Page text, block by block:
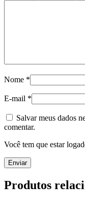
Nome *
E-mail *
Salvar meus dados
comentar.
Você tem que estar
Produtos